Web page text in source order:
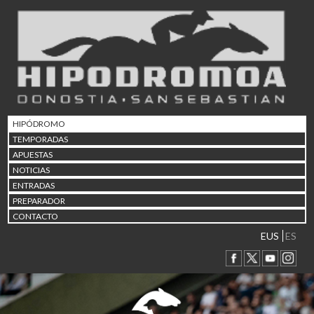
HIPÓDROMO
TEMPORADAS
APUESTAS
NOTICIAS
ENTRADAS
PREPARADOR
CONTACTO
EUS ES
02/08 17:30 Abuztuaren 2a / 2 de
Abuztuaren 9a / 9 de
12/08 12:08 Abuztaren 12a / 12 de
15/08 17:05 Abuztuaren 15a / 15 de
23/08 17:30 Abuztuaren 23a / 23 de
30/08 17:30 Abuztuaren 30a / 30 de
02/09 11:15
06/09 17:30 Irailaren 6a / 6 de
Irailaren 13a / 13 de
30/09 11:30 Irailaren 30a / 30 de